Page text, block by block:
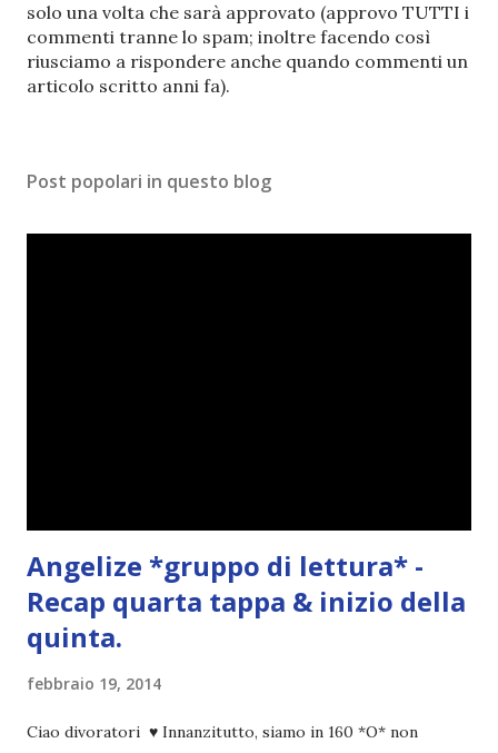
t
a
u
n
m
n
solo una volta che sarà approvato (approvo TUTTI i
commenti tranne lo spam; inoltre facendo così
riusciamo a rispondere anche quando commenti un
articolo scritto anni fa).
Post popolari in questo blog
Angelize *gruppo di lettura* -
Recap quarta tappa & inizio della
quinta.
febbraio 19, 2014
Ciao divoratori ♥ Innanzitutto, siamo in 160 *O* non